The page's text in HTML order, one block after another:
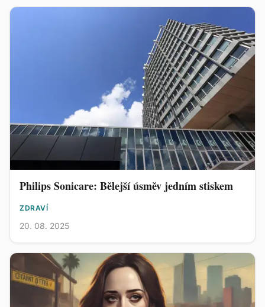
Philips Sonicare: Bělejší úsměv jedním stiskem
ZDRAVÍ
20. 08. 2025